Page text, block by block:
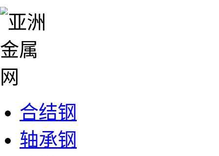
合结钢
轴承钢